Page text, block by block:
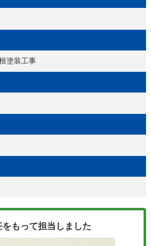
塗装工事
もって担当しました